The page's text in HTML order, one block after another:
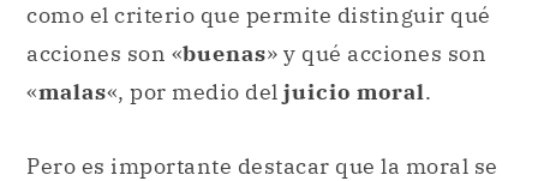
como el criterio que permite distinguir qué
acciones son «buenas» y qué acciones son
«malas«, por medio del juicio moral.
Pero es importante destacar que la moral se